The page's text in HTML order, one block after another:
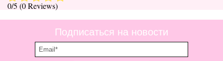
0/5 (0 Reviews)
Подписаться на новости